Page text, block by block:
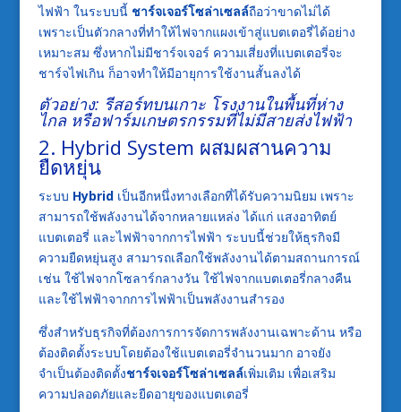
ไฟฟ้า ในระบบนี้ ชาร์จเจอร์โซล่าเซลล์ถือว่าขาดไม่ได้
เพราะเป็นตัวกลางที่ทำให้ไฟจากแผงเข้าสู่แบตเตอรี่ได้อย่าง
เหมาะสม ซึ่งหากไม่มีชาร์จเจอร์ ความเสี่ยงที่แบตเตอรี่จะ
ชาร์จไฟเกิน ก็อาจทำให้มีอายุการใช้งานสั้นลงได้
ตัวอย่าง: รีสอร์ทบนเกาะ โรงงานในพื้นที่ห่าง
ไกล หรือฟาร์มเกษตรกรรมที่ไม่มีสายส่งไฟฟ้า
2. Hybrid System ผสมผสานความ
ยืดหยุ่น
ระบบ Hybridเป็นอีกหนึ่งทางเลือกที่ได้รับความนิยม เพราะ
สามารถใช้พลังงานได้จากหลายแหล่ง ได้แก่ แสงอาทิตย์
แบตเตอรี่ และไฟฟ้าจากการไฟฟ้า ระบบนี้ช่วยให้ธุรกิจมี
ความยืดหยุ่นสูง สามารถเลือกใช้พลังงานได้ตามสถานการณ์
เช่น ใช้ไฟจากโซลาร์กลางวัน ใช้ไฟจากแบตเตอรี่กลางคืน
และใช้ไฟฟ้าจากการไฟฟ้าเป็นพลังงานสำรอง
ซึ่งสำหรับธุรกิจที่ต้องการการจัดการพลังงานเฉพาะด้าน หรือ
ต้องติดตั้งระบบโดยต้องใช้แบตเตอรี่จำนวนมาก อาจยัง
จำเป็นต้องติดตั้งชาร์จเจอร์โซล่าเซลล์เพิ่มเติม เพื่อเสริม
ความปลอดภัยและยืดอายุของแบตเตอรี่